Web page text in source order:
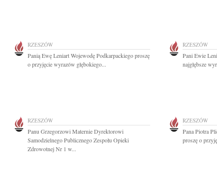
RZESZÓW
Panią Ewę Leniart Wojewodę Podkarpackiego proszę
o przyjęcie wyrazów głębokiego...
RZESZÓW
Pani Ewie
najgłębsze
RZESZÓW
Panu Grzegorzowi Maternie Dyrektorowi
Samodzielnego Publicznego Zespołu Opieki
Zdrowotnej Nr 1 w...
RZESZÓW
Pana Piotra
proszę o